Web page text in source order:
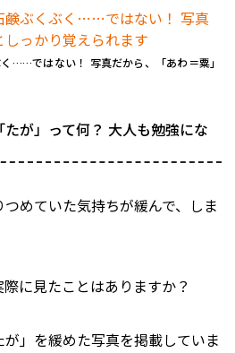
……ではない！ 写真だから、「あわ＝粟」
たが」って何？ 大人も勉強にな
つめていた気持ちが緩んで、しま
に見たことはありますか？
」を緩めた写真を掲載していま